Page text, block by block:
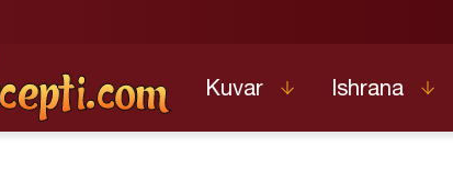
Kuvar Ishrana